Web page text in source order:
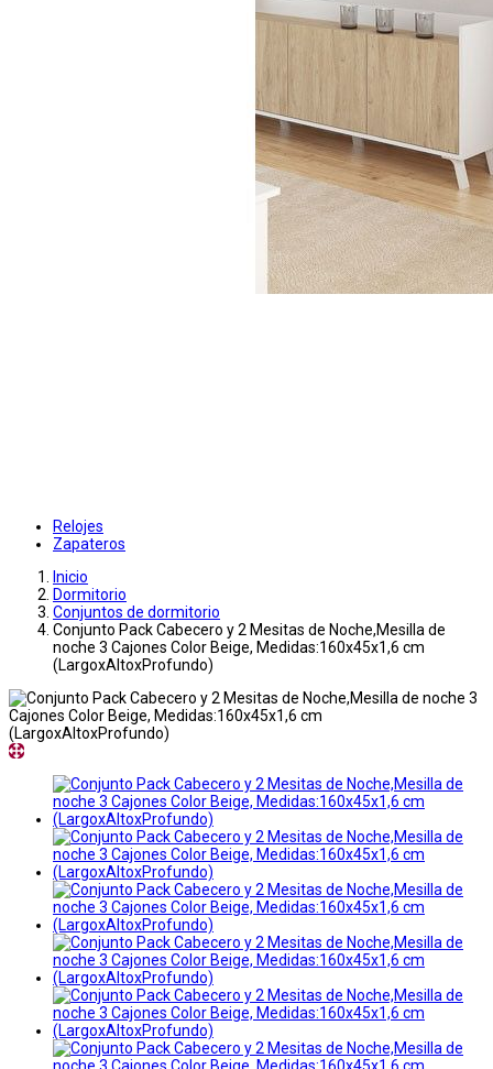
Relojes
Zapateros
Inicio
Dormitorio
Conjuntos de dormitorio
Conjunto Pack Cabecero y 2 Mesitas de Noche,Mesilla de
noche 3 Cajones Color Beige, Medidas:160x45x1,6 cm
(LargoxAltoxProfundo)